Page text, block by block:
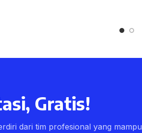
Gratis!
dari tim profesional yang mampu